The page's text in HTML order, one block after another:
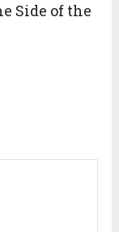
Side of the